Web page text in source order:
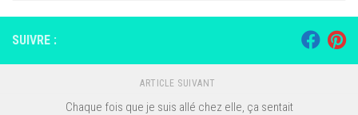
SUIVRE :
ARTICLE SUIVANT
Chaque fois que je suis allé chez elle, ça sentait